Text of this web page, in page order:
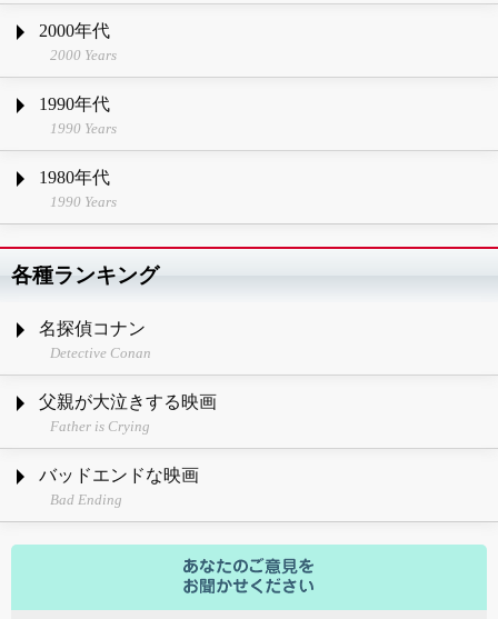
2000年代
2000 Years
1990年代
1990 Years
1980年代
1990 Years
各種ランキング
名探偵コナン
Detective Conan
父親が大泣きする映画
Father is Crying
バッドエンドな映画
Bad Ending